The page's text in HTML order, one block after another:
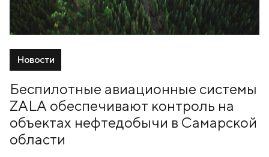
Новости
Беспилотные авиационные системы
ZALA обеспечивают контроль на
объектах нефтедобычи в Самарской
области